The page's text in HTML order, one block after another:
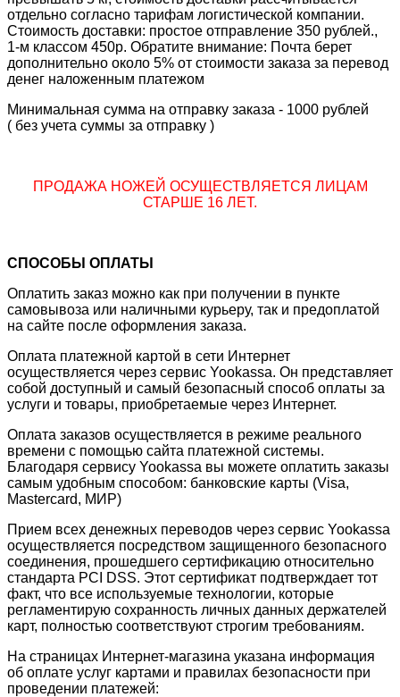
отдельно согласно тарифам логистической компании.
Стоимость доставки: простое отправление 350 рублей.,
1-м классом 450р. Обратите внимание: Почта берет
дополнительно около 5% от стоимости заказа за перевод
денег наложенным платежом
Минимальная сумма на отправку заказа - 1000 рублей
( без учета суммы за отправку )
ПРОДАЖА НОЖЕЙ ОСУЩЕСТВЛЯЕТСЯ ЛИЦАМ
СТАРШЕ 16 ЛЕТ.
СПОСОБЫ ОПЛАТЫ
Оплатить заказ можно как при получении в пункте
самовывоза или наличными курьеру, так и предоплатой
на сайте после оформления заказа.
Оплата платежной картой в сети Интернет
осуществляется через сервис Yookassa. Он представляет
собой доступный и самый безопасный способ оплаты за
услуги и товары, приобретаемые через Интернет.
Оплата заказов осуществляется в режиме реального
времени с помощью сайта платежной системы.
Благодаря сервису Yookassa вы можете оплатить заказы
самым удобным способом: банковские карты (Visa,
Mastercard, МИР)
Прием всех денежных переводов через сервис Yookassa
осуществляется посредством защищенного безопасного
соединения, прошедшего сертификацию относительно
стандарта PCI DSS. Этот сертификат подтверждает тот
факт, что все используемые технологии, которые
регламентирую сохранность личных данных держателей
карт, полностью соответствуют строгим требованиям.
На страницах Интернет-магазина указана информация
об оплате услуг картами и правилах безопасности при
проведении платежей: